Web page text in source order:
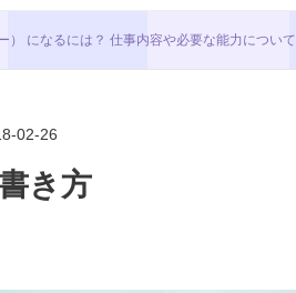
） になるには？ 仕事内容や必要な能力について
02-26
き方